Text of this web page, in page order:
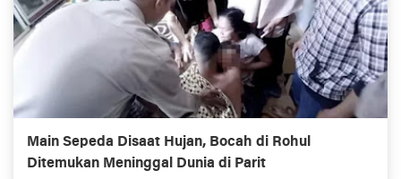
Main Sepeda Disaat Hujan, Bocah di Rohul
Ditemukan Meninggal Dunia di Parit